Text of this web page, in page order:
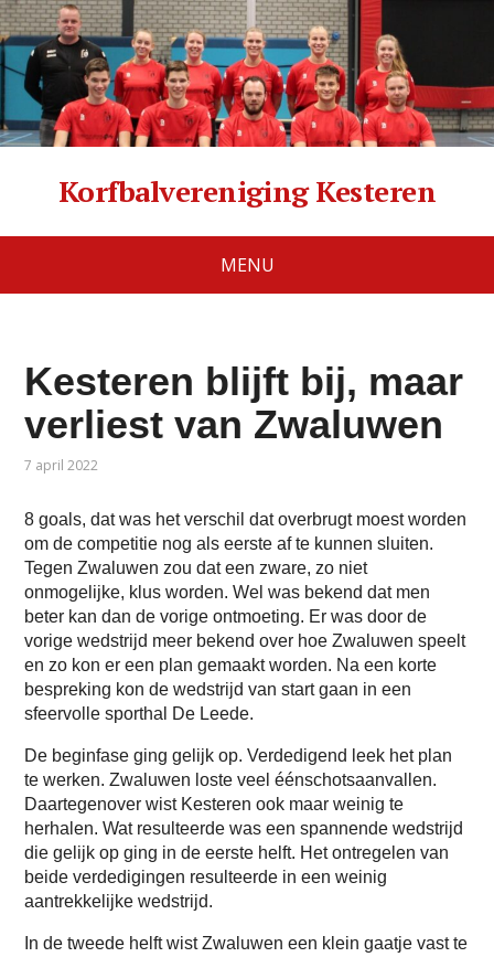
Korfbalvereniging Kesteren
MENU
Kesteren blijft bij, maar
verliest van Zwaluwen
7 april 2022
8 goals, dat was het verschil dat overbrugt moest worden
om de competitie nog als eerste af te kunnen sluiten.
Tegen Zwaluwen zou dat een zware, zo niet
onmogelijke, klus worden. Wel was bekend dat men
beter kan dan de vorige ontmoeting. Er was door de
vorige wedstrijd meer bekend over hoe Zwaluwen speelt
en zo kon er een plan gemaakt worden. Na een korte
bespreking kon de wedstrijd van start gaan in een
sfeervolle sporthal De Leede.
De beginfase ging gelijk op. Verdedigend leek het plan
te werken. Zwaluwen loste veel éénschotsaanvallen.
Daartegenover wist Kesteren ook maar weinig te
herhalen. Wat resulteerde was een spannende wedstrijd
die gelijk op ging in de eerste helft. Het ontregelen van
beide verdedigingen resulteerde in een weinig
aantrekkelijke wedstrijd.
In de tweede helft wist Zwaluwen een klein gaatje vast te